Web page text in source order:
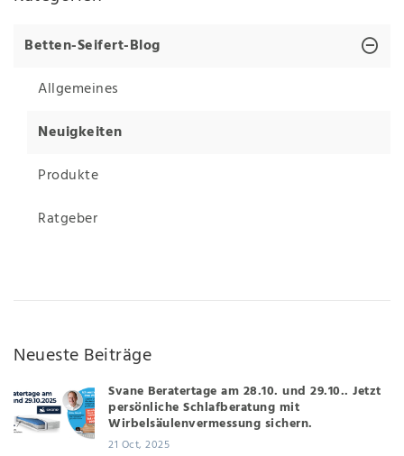
Betten-Seifert-Blog
Allgemeines
Neuigkeiten
Produkte
Ratgeber
Neueste Beiträge
Svane Beratertage am 28.10. und 29.10.. Jetzt
persönliche Schlafberatung mit
Wirbelsäulenvermessung sichern.
21 Oct, 2025